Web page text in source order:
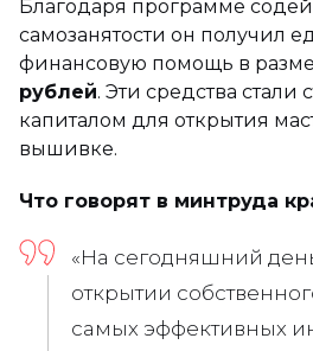
Благодаря программе
самозанятости он получил
финансовую помощь в
рублей. Эти средства стали
капиталом для открытия
вышивке.
Что говорят в минтруда
«На сегодняшний
открытии
самых эффективных